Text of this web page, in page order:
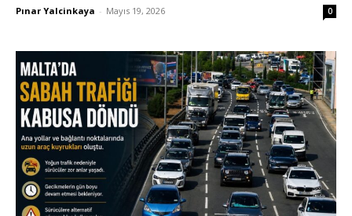
Pınar Yalcinkaya - Mayıs 19, 2026 0